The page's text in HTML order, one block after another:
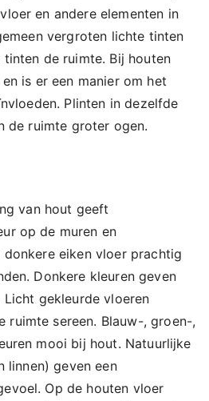
en andere elementen in
vergroten lichte tinten
de ruimte. Bij houten
is er een manier om het
Plinten in dezelfde
de ruimte groter ogen.
van hout geeft
op de muren en
donkere eiken vloer prachtig
Donkere kleuren geven
gekleurde vloeren
ruimte sereen. Blauw-, groen-,
mooi bij hout. Natuurlijke
linnen) geven een
Op de houten vloer